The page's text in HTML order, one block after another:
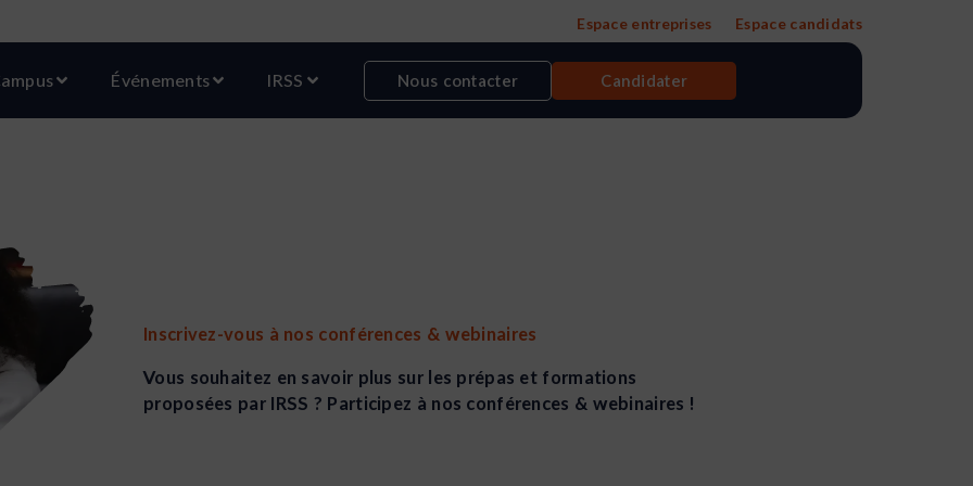
Espace entreprises Espace candidats
FormationsOuvrir Campus
Événements Ouvrir Événements
IRSS Ouvrir IRSSNous contacter Candidater
Inscrivez-vous à nos conférences & webinaires
Vous souhaitez en savoir plus sur les prépas et formations
proposées par IRSS ? Participez à nos conférences & webinaires !